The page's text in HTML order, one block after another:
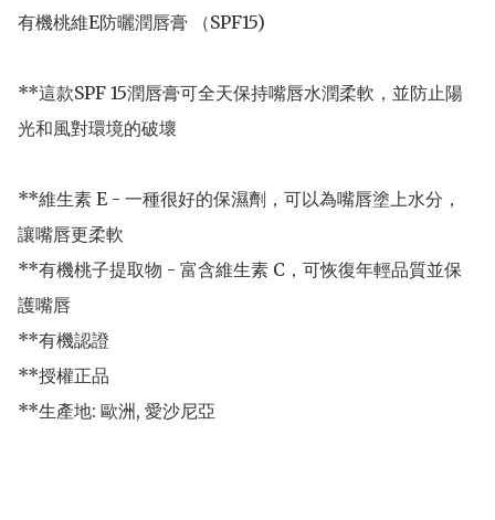
有機桃維E防曬潤唇膏 （SPF15)
**這款SPF 15潤唇膏可全天保持嘴唇水潤柔軟，並防止陽
光和風對環境的破壞
**維生素 E - 一種很好的保濕劑，可以為嘴唇塗上水分，
讓嘴唇更柔軟
**有機桃子提取物 - 富含維生素 C，可恢復年輕品質並保
護嘴唇
**有機認證
**授權正品
**生產地: 歐洲, 愛沙尼亞